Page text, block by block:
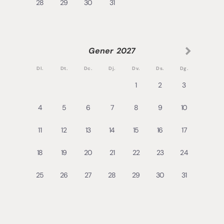
28 29 30 31
Gener 2027
Dl. Dt. Dc. Dj. Dv. Ds. Dg.
1 2 3
4 5 6 7 8 9 10
11 12 13 14 15 16 17
18 19 20 21 22 23 24
25 26 27 28 29 30 31